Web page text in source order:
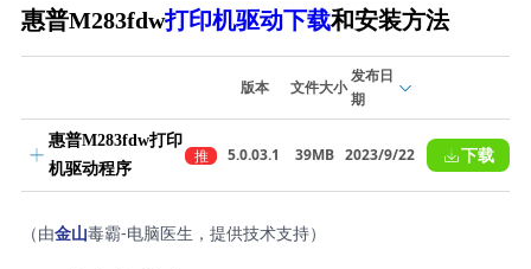
惠普M283fdw打印机驱动下载和安装方法
版本 文件大小
发布日
期
惠普M283fdw打印
机驱动程序
推
荐
5.0.03.1 39MB 2023/9/22 下载
（由金山毒霸-电脑医生，提供技术支持）